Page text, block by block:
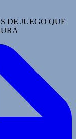
DE JUEGO QUE